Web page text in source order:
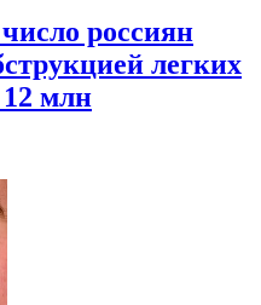
россиян
легких
12 млн